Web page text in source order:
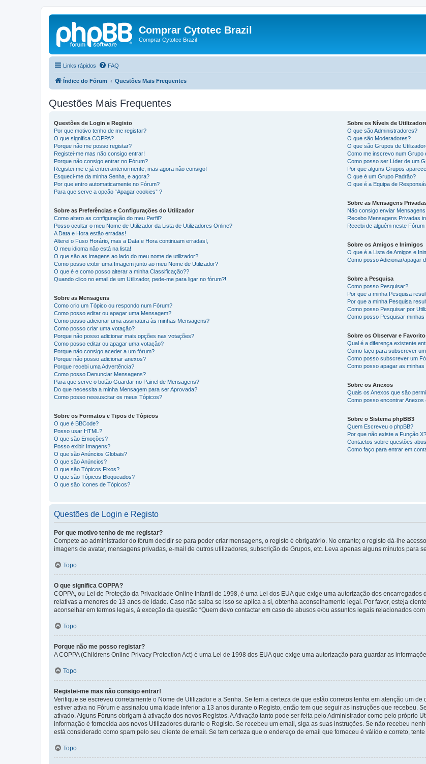
Comprar Cytotec Brazil
Comprar Cytotec Brazil
Links rápidos FAQ
Índice do Fórum Questões Mais Frequentes
Questões Mais Frequentes
Questões de Login e Registo
Por que motivo tenho de me registar?
O que significa COPPA?
Porque não me posso registar?
Registei-me mas não consigo entrar!
Porque não consigo entrar no Fórum?
Registei-me e já entrei anteriormente, mas agora não consigo!
Esqueci-me da minha Senha, e agora?
Por que entro automaticamente no Fórum?
Para que serve a opção “Apagar cookies” ?
Sobre as Preferências e Configurações do Utilizador
Como altero as configuração do meu Perfil?
Posso ocultar o meu Nome de Utilizador da Lista de Utilizadores Online?
A Data e Hora estão erradas!
Alterei o Fuso Horário, mas a Data e Hora continuam erradas!,
O meu idioma não está na lista!
O que são as imagens ao lado do meu nome de utilizador?
Como posso exibir uma Imagem junto ao meu Nome de Utilizador?
O que é e como posso alterar a minha Classificação??
Quando clico no email de um Utilizador, pede-me para ligar no fórum?!
Sobre as Mensagens
Como crio um Tópico ou respondo num Fórum?
Como posso editar ou apagar uma Mensagem?
Como posso adicionar uma assinatura às minhas Mensagens?
Como posso criar uma votação?
Porque não posso adicionar mais opções nas votações?
Como posso editar ou apagar uma votação?
Porque não consigo aceder a um fórum?
Porque não posso adicionar anexos?
Porque recebi uma Advertência?
Como posso Denunciar Mensagens?
Para que serve o botão Guardar no Painel de Mensagens?
Do que necessita a minha Mensagem para ser Aprovada?
Como posso ressuscitar os meus Tópicos?
Sobre os Formatos e Tipos de Tópicos
O que é BBCode?
Posso usar HTML?
O que são Emoções?
Posso exibir Imagens?
O que são Anúncios Globais?
O que são Anúncios?
O que são Tópicos Fixos?
O que são Tópicos Bloqueados?
O que são ícones de Tópicos?
Sobre os Níveis de
O que são Administradores?
O que são Moderadores?
O que são Grupos de
Como me inscrevo num Grupo
Como posso ser Líder de um
Por que alguns Grupos
O que é um Grupo Padrão?
O que é a Equipa de
Sobre as Mensagens
Não consigo enviar
Recebo Mensagens Privadas
Recebi de alguém neste
Sobre os Amigos e Inimigos
O que é a Lista de Amigos e
Como posso Adicionar/apagar
Sobre a Pesquisa
Como posso Pesquisar?
Por que a minha Pesquisa
Por que a minha Pesquisa
Como posso Pesquisar por
Como posso Pesquisar
Sobre os Observar e
Qual é a diferença existente
Como faço para subscrever
Como posso subscrever um
Como posso apagar as
Sobre os Anexos
Quais os Anexos que são
Como posso encontrar Anexos
Sobre o Sistema phpBB3
Quem Escreveu o phpBB?
Por que não existe a Função X?
Contactos sobre questões
Como faço para entrar em
Questões de Login e Registo
Por que motivo tenho de me registar?
Compete ao administrador do fórum decidir se para poder criar mensagens, o registo é obrigatório. No entanto; o registo dá-lhe
imagens de avatar, mensagens privadas, e-mail de outros utilizadores, subscrição de Grupos, etc. Leva apenas alguns minutos para
Topo
O que significa COPPA?
COPPA, ou Lei de Proteção da Privacidade Online Infantil de 1998, é uma Lei dos EUA que exige uma autorização dos
relativas a menores de 13 anos de idade. Caso não saiba se isso se aplica a si, obtenha aconselhamento legal. Por favor, esteja
aconselhar em termos legais, à exceção da questão “Quem devo contactar em caso de abusos e/ou assuntos legais relacionados com
Topo
Porque não me posso registar?
A COPPA (Childrens Online Privacy Protection Act) é uma Lei de 1998 dos EUA que exige uma autorização para guardar as
Topo
Registei-me mas não consigo entrar!
Verifique se escreveu corretamente o Nome de Utilizador e a Senha. Se tem a certeza de que estão corretos tenha em atenção um
estiver ativa no Fórum e assinalou uma idade inferior a 13 anos durante o Registo, então tem que seguir as instruções que recebeu.
ativado. Alguns Fóruns obrigam à ativação dos novos Registos. A Ativação tanto pode ser feita pelo Administrador como pelo próprio
informação é fornecida aos novos Utilizadores durante o Registo. Se recebeu um email, siga as suas instruções. Se não recebeu
está considerado como spam pelo seu cliente de email. Se tem certeza que o endereço de email que forneceu é válido e correto,
Topo